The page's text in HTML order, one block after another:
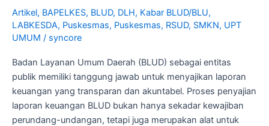
Artikel, BAPELKES, BLUD, DLH, Kabar BLUD/BLU,
LABKESDA, Puskesmas, Puskesmas, RSUD, SMKN, UPT
UMUM / syncore
Badan Layanan Umum Daerah (BLUD) sebagai entitas
publik memiliki tanggung jawab untuk menyajikan laporan
keuangan yang transparan dan akuntabel. Proses penyajian
laporan keuangan BLUD bukan hanya sekadar kewajiban
perundang-undangan, tetapi juga merupakan alat untuk